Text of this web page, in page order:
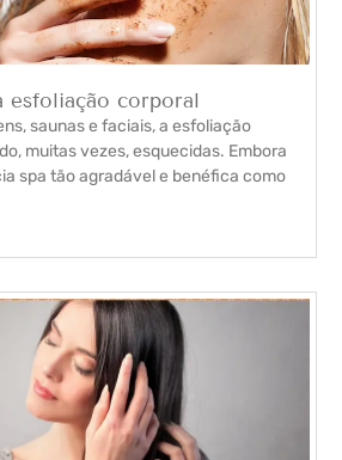
esfoliação corporal
saunas e faciais, a esfoliação
muitas vezes, esquecidas. Embora
spa tão agradável e benéfica como